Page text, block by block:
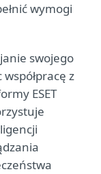
wymogi
swojego
z
ESET